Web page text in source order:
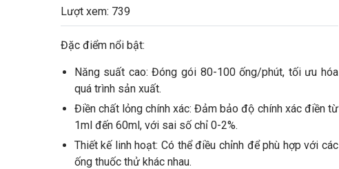
Lượt xem: 739
Đặc điểm nổi bật:
Năng suất cao: Đóng gói 80-100 ống/phút, tối ưu hóa
quá trình sản xuất.
Điền chất lỏng chính xác: Đảm bảo độ chính xác điền từ
1ml đến 60ml, với sai số chỉ 0-2%.
Thiết kế linh hoạt: Có thể điều chỉnh để phù hợp với các
ống thuốc thử khác nhau.